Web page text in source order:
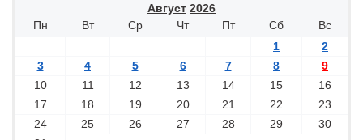
Август 2026
Пн
Вт Ср Чт Пт Сб
Вс
1
2
3
4 5 6 7 8
9
10
11 12 13 14 15
16
17
18 19 20 21 22
23
24
25 26 27 28 29
30